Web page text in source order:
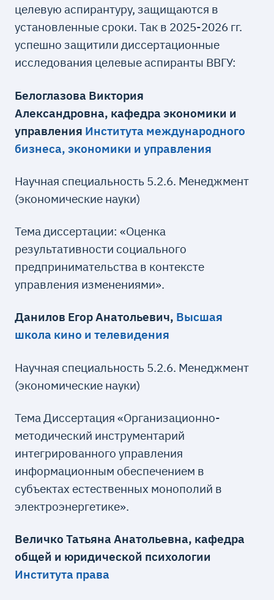
целевую аспирантуру, защищаются в
установленные сроки. Так в 2025-2026 гг.
успешно защитили диссертационные
исследования целевые аспиранты ВВГУ:
Белоглазова Виктория
Александровна, кафедра экономики и
управления Института международного
бизнеса, экономики и управления
Научная специальность 5.2.6. Менеджмент
(экономические науки)
Тема диссертации: «Оценка
результативности социального
предпринимательства в контексте
управления изменениями».
Данилов Егор Анатольевич, Высшая
школа кино и телевидения
Научная специальность 5.2.6. Менеджмент
(экономические науки)
Тема Диссертация «Организационно-
методический инструментарий
интегрированного управления
информационным обеспечением в
субъектах естественных монополий в
электроэнергетике».
Величко Татьяна Анатольевна, кафедра
общей и юридической психологии
Института права